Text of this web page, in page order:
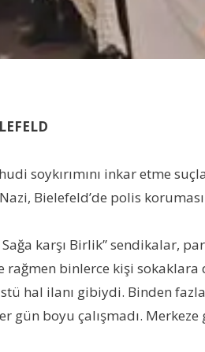
soykırımını inkar etme
Bielefeld’de polis
karşı Birlik” sendikalar,
binlerce kişi
hal ilanı gibiydi. Binden
gün boyu çalışmadı.